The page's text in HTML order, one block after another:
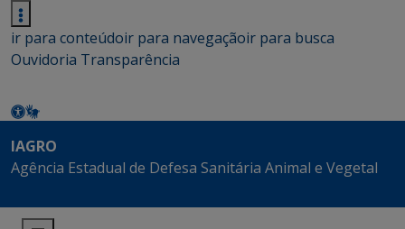
ir para conteúdoir para navegaçãoir para busca
Ouvidoria Transparência
IAGRO
Agência Estadual de Defesa Sanitária Animal e Vegetal